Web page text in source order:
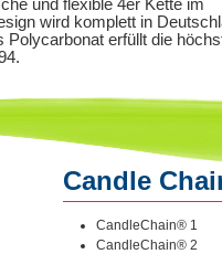
und flexible 4er Kette im
wird komplett in
Polycarbonat erfüllt die
Candle
CandleChain® 1
CandleChain® 2